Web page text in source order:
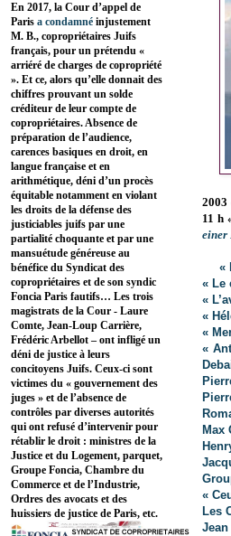
11 h
einer
«
« Le
«
«
«
«
Max
«
Les
En 2017, la Cour d’appel de
Paris a condamné injustement
M. B., copropriétaires Juifs
français, pour un prétendu «
arriéré de charges de copropriété
». Et ce, alors qu’elle donnait des
chiffres prouvant un solde
créditeur de leur compte de
copropriétaires. Absence de
préparation de l’audience,
carences basiques en droit, en
langue française et en
arithmétique, déni d’un procès
équitable notamment en violant
les droits de la défense des
justiciables juifs par une
partialité choquante et par une
mansuétude généreuse au
bénéfice du Syndicat des
copropriétaires et de son syndic
Foncia Paris fautifs… Les trois
magistrats de la Cour - Laure
Comte, Jean-Loup Carrière,
Frédéric Arbellot – ont infligé un
déni de justice à leurs
concitoyens Juifs. Ceux-ci sont
victimes du « gouvernement des
juges » et de l’absence de
contrôles par diverses autorités
qui ont refusé d’intervenir pour
rétablir le droit : ministres de la
Justice et du Logement, parquet,
Groupe Foncia, Chambre du
Commerce et de l’Industrie,
Ordres des avocats et des
huissiers de justice de Paris, etc.